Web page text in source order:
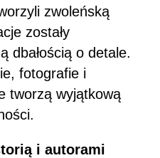
zwoleńską
zostały
dbałością o detale.
fotografie i
tworzą wyjątkową
i autorami